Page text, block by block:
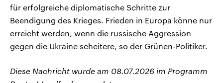
für erfolgreiche diplomatische Schritte zur
Beendigung des Krieges. Frieden in Europa könne nur
erreicht werden, wenn die russische Aggression
gegen die Ukraine scheitere, so der Grünen-Politiker.
Diese Nachricht wurde am 08.07.2026 im Programm